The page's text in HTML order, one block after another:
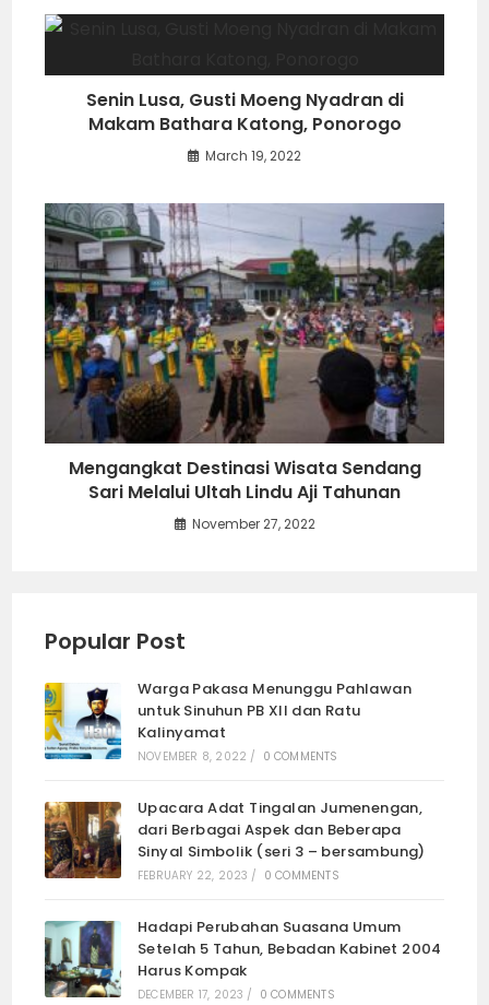
Senin Lusa, Gusti Moeng Nyadran di
Makam Bathara Katong, Ponorogo
March 19, 2022
Mengangkat Destinasi Wisata Sendang
Sari Melalui Ultah Lindu Aji Tahunan
November 27, 2022
Popular Post
Warga Pakasa Menunggu Pahlawan
untuk Sinuhun PB XII dan Ratu
Kalinyamat
NOVEMBER 8, 2022 / 0 COMMENTS
Upacara Adat Tingalan Jumenengan,
dari Berbagai Aspek dan Beberapa
Sinyal Simbolik (seri 3 – bersambung)
FEBRUARY 22, 2023 / 0 COMMENTS
Hadapi Perubahan Suasana Umum
Setelah 5 Tahun, Bebadan Kabinet 2004
Harus Kompak
DECEMBER 17, 2023 / 0 COMMENTS